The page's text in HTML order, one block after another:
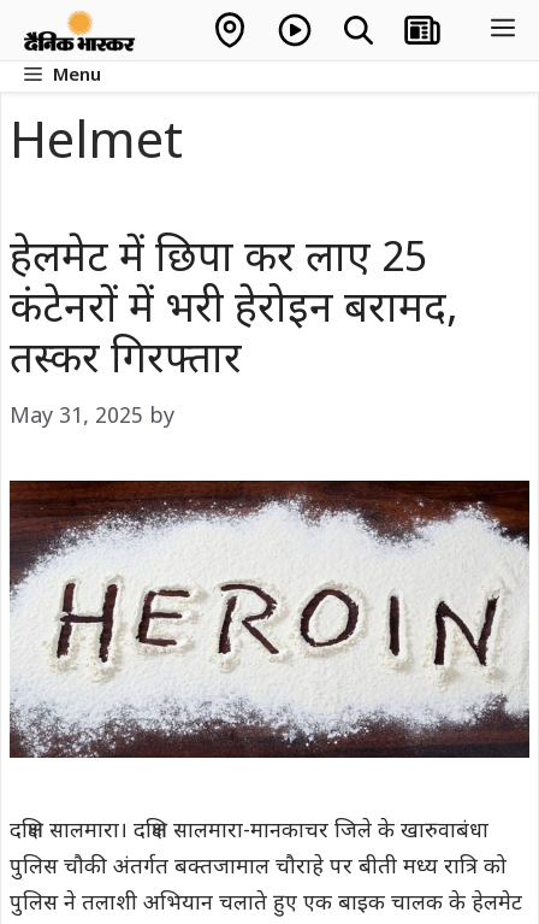
contentMenu
Helmet
हेलमेट में छिपा कर लाए 25
कंटेनरों में भरी हेरोइन बरामद,
तस्कर गिरफ्तार
May 31, 2025 by
दक्षिण सालमारा। दक्षिण सालमारा-मानकाचर जिले के खारुवाबंधा
पुलिस चौकी अंतर्गत बक्तजामाल चौराहे पर बीती मध्य रात्रि को
पुलिस ने तलाशी अभियान चलाते हुए एक बाइक चालक के हेलमेट